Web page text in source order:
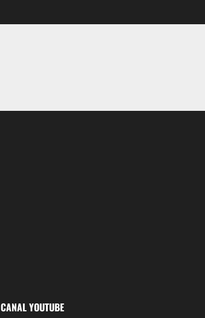
CANAL YOUTUBE